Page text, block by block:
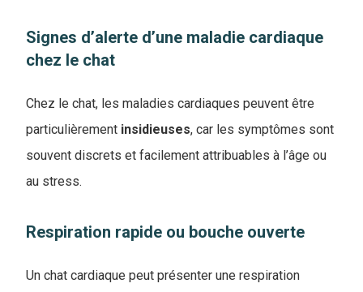
Signes d’alerte d’une maladie cardiaque
chez le chat
Chez le chat, les maladies cardiaques peuvent être
particulièrement insidieuses, car les symptômes sont
souvent discrets et facilement attribuables à l’âge ou
au stress.
Respiration rapide ou bouche ouverte
Un chat cardiaque peut présenter une respiration